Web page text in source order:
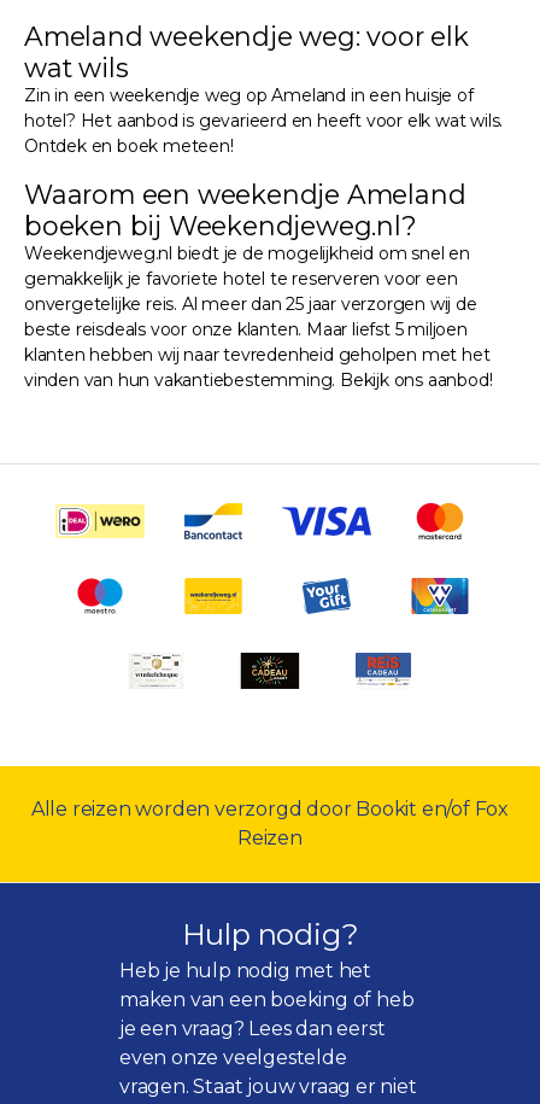
Ameland weekendje weg: voor elk
wat wils
Zin in een weekendje weg op Ameland in een huisje of
hotel? Het aanbod is gevarieerd en heeft voor elk wat wils.
Ontdek en boek meteen!
Waarom een weekendje Ameland
boeken bij Weekendjeweg.nl?
Weekendjeweg.nl biedt je de mogelijkheid om snel en
gemakkelijk je favoriete hotel te reserveren voor een
onvergetelijke reis. Al meer dan 25 jaar verzorgen wij de
beste reisdeals voor onze klanten. Maar liefst 5 miljoen
klanten hebben wij naar tevredenheid geholpen met het
vinden van hun vakantiebestemming. Bekijk ons aanbod!
Alle reizen worden verzorgd door Bookit en/of Fox
Reizen
Hulp nodig?
Heb je hulp nodig met het
maken van een boeking of heb
je een vraag? Lees dan eerst
even onzeveelgestelde
vragen. Staat jouw vraag er niet